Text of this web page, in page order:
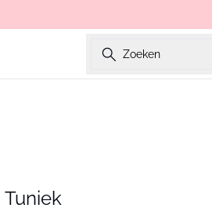
Zoeken
Tuniek